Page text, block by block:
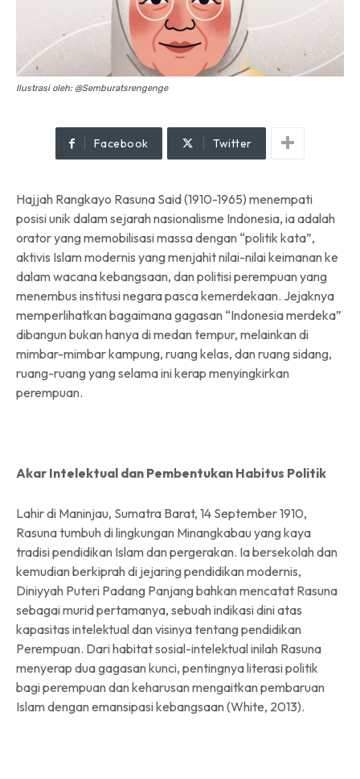
Ilustrasi oleh: @Semburatsrengenge
Facebook Twitter
Hajjah Rangkayo Rasuna Said (1910-1965) menempati
posisi unik dalam sejarah nasionalisme Indonesia, ia adalah
orator yang memobilisasi massa dengan “politik kata”,
aktivis Islam modernis yang menjahit nilai-nilai keimanan ke
dalam wacana kebangsaan, dan politisi perempuan yang
menembus institusi negara pasca kemerdekaan. Jejaknya
memperlihatkan bagaimana gagasan “Indonesia merdeka”
dibangun bukan hanya di medan tempur, melainkan di
mimbar-mimbar kampung, ruang kelas, dan ruang sidang,
ruang-ruang yang selama ini kerap menyingkirkan
perempuan.
Akar Intelektual dan Pembentukan Habitus Politik
Lahir di Maninjau, Sumatra Barat, 14 September 1910,
Rasuna tumbuh di lingkungan Minangkabau yang kaya
tradisi pendidikan Islam dan pergerakan. Ia bersekolah dan
kemudian berkiprah di jejaring pendidikan modernis,
Diniyyah Puteri Padang Panjang bahkan mencatat Rasuna
sebagai murid pertamanya, sebuah indikasi dini atas
kapasitas intelektual dan visinya tentang pendidikan
Perempuan. Dari habitat sosial-intelektual inilah Rasuna
menyerap dua gagasan kunci, pentingnya literasi politik
bagi perempuan dan keharusan mengaitkan pembaruan
Islam dengan emansipasi kebangsaan (White, 2013).